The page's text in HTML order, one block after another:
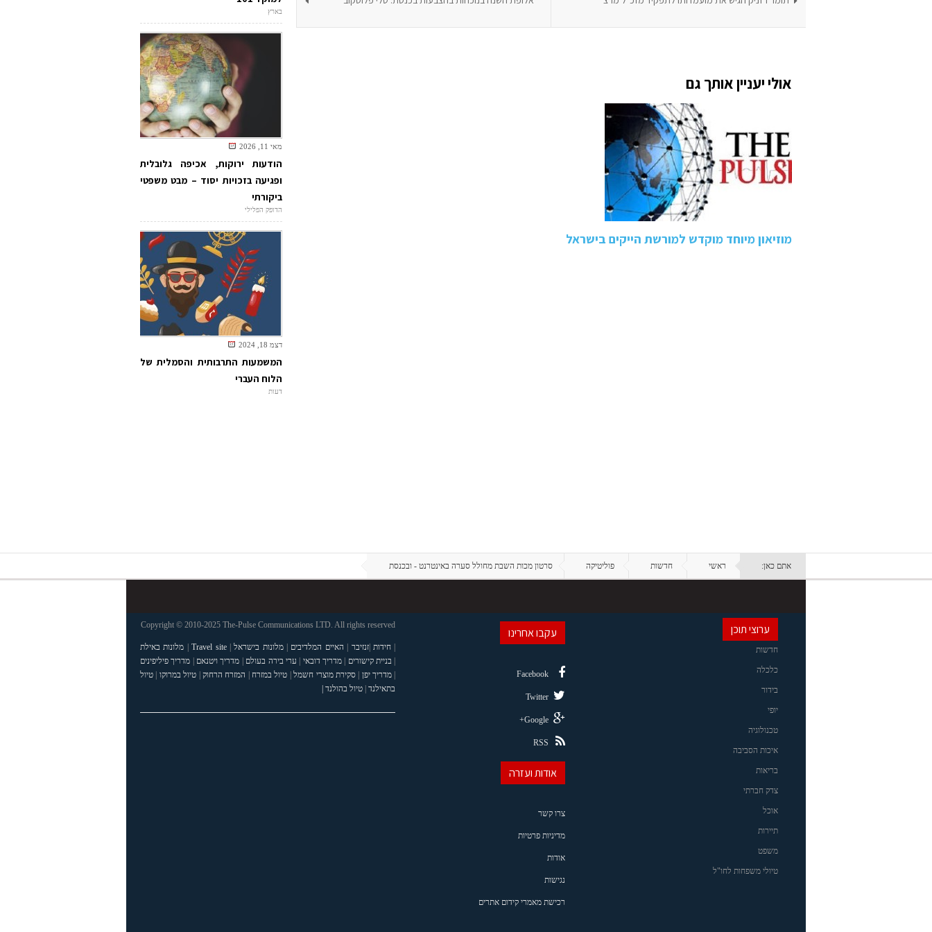
אולי יעניין אותך גם
מוזיאון מיוחד מוקדש למורשת הייקים בישראל
בארץ
מאי 11, 2026
הודעות ירוקות, אכיפה גלובלית
ופגיעה בזכויות יסוד – מבט משפטי
ביקורתי
הדופק הפלילי
דצמ 18, 2024
המשמעות התרבותית והסמלית של
הלוח העברי
דעות
אתם כאן: ראשי חדשות פוליטיקה סרטון מכות השבת מחולל סערה באינטרנט - ובכנסת
ערוצי תוכן
חדשות
כלכלה
בידור
יופי
טכנולוגיה
איכות הסביבה
בריאות
צדק חברתי
אוכל
תיירות
משפט
טיולי משפחות לחו"ל
עקבו אחרינו
Facebook
Twitter
Google+
RSS
אודות ועזרה
צרו קשר
מדיניות פרטיות
אודות
נגישות
רכישת מאמרי קידום אתרים
Copyright © 2010-2025 The-Pulse Communications LTD. All rights reserved
| חידות |זנזיבר | האיים המלדיבים |מלונות בישראל|
Travel site
| מלונות באילת
| בניית קישורים |מדריך דובאי | ערי בירה בעולם | מדריך ויטנאם | מדריך פיליפינים
| מדריך יפן |סקירת מוצרי חשמל| טיול במזרח | המזרח הרחוק | טיול במרוקו | טיול
בתאילנד| טיול בהולנד |